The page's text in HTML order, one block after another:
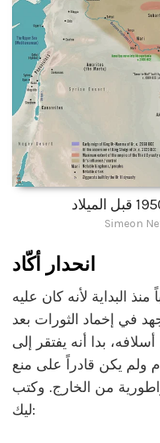
Simeon
انحدار أكّاد
البداية لأنه كان عليه
في إخماد الثورات بعد
بدا أنه يفتقر إلى
ولم يكن قادراً على منع
من الخارج. وكتب
ليك: